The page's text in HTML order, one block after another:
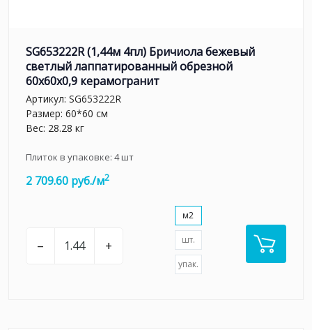
SG653222R (1,44м 4пл) Бричиола бежевый
светлый лаппатированный обрезной
60x60x0,9 керамогранит
Артикул: SG653222R
Размер: 60*60 см
Вес: 28.28 кг
Плиток в упаковке: 4шт
2 709.60 руб./м2
– +
м2
шт.
упак.